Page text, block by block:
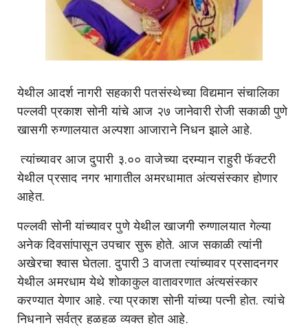
येथील आदर्श नागरी सहकारी पतसंस्थेच्या विद्यमान संचालिका
पल्लवी प्रकाश सोनी यांचे आज २७ जानेवारी रोजी सकाळी पुणे
खासगी रुग्णालयात अल्पशा आजाराने निधन झाले आहे.
त्यांच्यावर आज दुपारी ३.०० वाजेच्या दरम्यान राहुरी फॅक्टरी
येथील प्रसाद नगर भागातील अमरधामात अंत्यसंस्कार होणार
आहेत.
पल्लवी सोनी यांच्यावर पुणे येथील खाजगी रुग्णालयात गेल्या
अनेक दिवसांपासून उपचार सुरू होते. आज सकाळी त्यांनी
अखेरचा श्वास घेतला. दुपारी 3 वाजता त्यांच्यावर प्रसादनगर
येथील अमरधाम येथे शोकाकुल वातावरणात अंत्यसंस्कार
करण्यात येणार आहे. त्या प्रकाश सोनी यांच्या पत्नी होत. त्यांचे
निधनाने सर्वत्र हळहळ व्यक्त होत आहे.